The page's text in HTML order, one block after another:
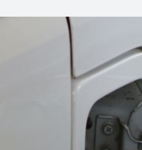
Precio del diésel
Baja 5% más el
Aumentan 83%